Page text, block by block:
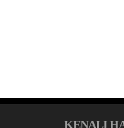
KENALI